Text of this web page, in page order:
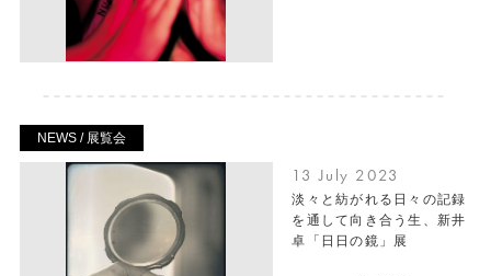
NEWS / 展覧会
13 July 2023
淡々と紡がれる日々の記録
を通して向き合う生、新井
卓「日日の鏡」展